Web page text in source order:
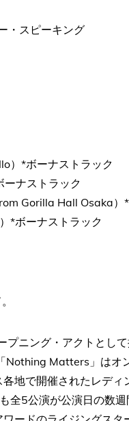
・スピーキング
）*ボーナストラック
ナストラック
Gorilla Hall Osaka）
*ボーナストラック
ニング・アクトとし
Nothing Matters」はオ
地で開催されたレディ
全5公演が公演日の数